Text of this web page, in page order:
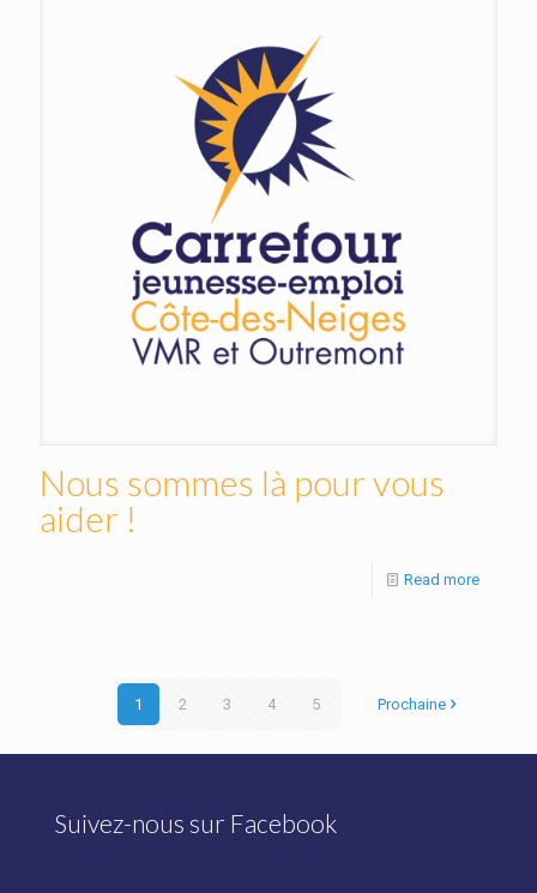
Nous sommes là pour vous
aider !
Read more
1 2 3 4 5 Prochaine
Suivez-nous sur Facebook